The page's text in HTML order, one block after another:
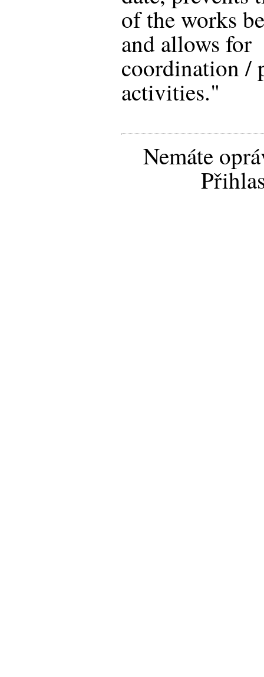
of the works
and allows for
coordination /
activities."
Nemáte